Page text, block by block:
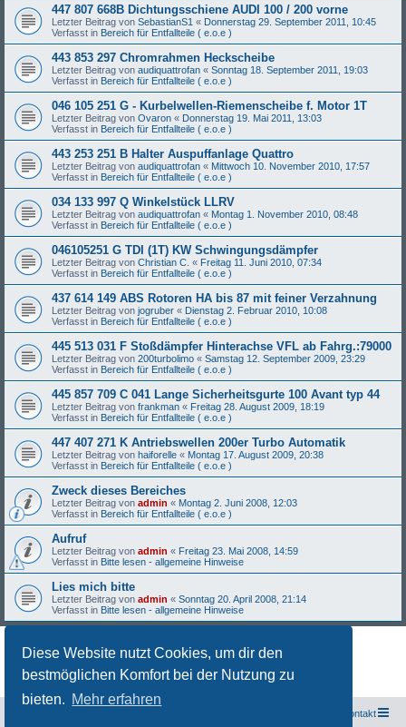
Diese Website nutzt Cookies, um dir den
bestmöglichen Komfort bei der Nutzung zu
bieten. Mehr erfahren
447 807 668B Dichtungsschiene AUDI 100 / 200 vorne
Letzter Beitrag von SebastianS1 « Donnerstag 29. September 2011, 10:45
Verfasst in Bereich für Entfallteile ( e.o.e )
443 853 297 Chromrahmen Heckscheibe
Letzter Beitrag von audiquattrofan « Sonntag 18. September 2011, 19:03
Verfasst in Bereich für Entfallteile ( e.o.e )
046 105 251 G - Kurbelwellen-Riemenscheibe f. Motor 1T
Letzter Beitrag von Ovaron « Donnerstag 19. Mai 2011, 13:03
Verfasst in Bereich für Entfallteile ( e.o.e )
443 253 251 B Halter Auspuffanlage Quattro
Letzter Beitrag von audiquattrofan « Mittwoch 10. November 2010, 17:57
Verfasst in Bereich für Entfallteile ( e.o.e )
034 133 997 Q Winkelstück LLRV
Letzter Beitrag von audiquattrofan « Montag 1. November 2010, 08:48
Verfasst in Bereich für Entfallteile ( e.o.e )
046105251 G TDI (1T) KW Schwingungsdämpfer
Letzter Beitrag von Christian C. « Freitag 11. Juni 2010, 07:34
Verfasst in Bereich für Entfallteile ( e.o.e )
437 614 149 ABS Rotoren HA bis 87 mit feiner Verzahnung
Letzter Beitrag von jogruber « Dienstag 2. Februar 2010, 10:08
Verfasst in Bereich für Entfallteile ( e.o.e )
445 513 031 F Stoßdämpfer Hinterachse VFL ab Fahrg.:79000
Letzter Beitrag von 200turbolimo « Samstag 12. September 2009, 23:29
Verfasst in Bereich für Entfallteile ( e.o.e )
445 857 709 C 041 Lange Sicherheitsgurte 100 Avant typ 44
Letzter Beitrag von frankman « Freitag 28. August 2009, 18:19
Verfasst in Bereich für Entfallteile ( e.o.e )
447 407 271 K Antriebswellen 200er Turbo Automatik
Letzter Beitrag von haiforelle « Montag 17. August 2009, 20:38
Verfasst in Bereich für Entfallteile ( e.o.e )
Zweck dieses Bereiches
Letzter Beitrag von admin « Montag 2. Juni 2008, 12:03
Verfasst in Bereich für Entfallteile ( e.o.e )
Aufruf
Letzter Beitrag von admin « Freitag 23. Mai 2008, 14:59
Verfasst in Bitte lesen - allgemeine Hinweise
Lies mich bitte
Letzter Beitrag von admin « Sonntag 20. April 2008, 21:14
Verfasst in Bitte lesen - allgemeine Hinweise
Die Suche ergab 27 Treffer • Seite1von
Kontakt